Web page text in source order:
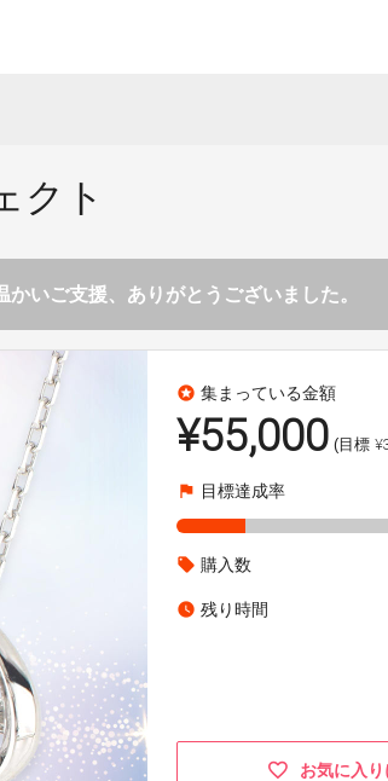
クト
いご支援、ありがとうございました。
stars 集まっている金額
¥55,000 (目標
flag 目標達成率
local_offer 購入数
watch_later 残り時間
お気に入